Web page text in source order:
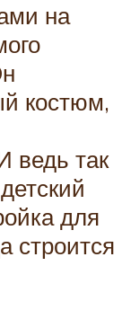
на
костюм,
ведь так
для
строится